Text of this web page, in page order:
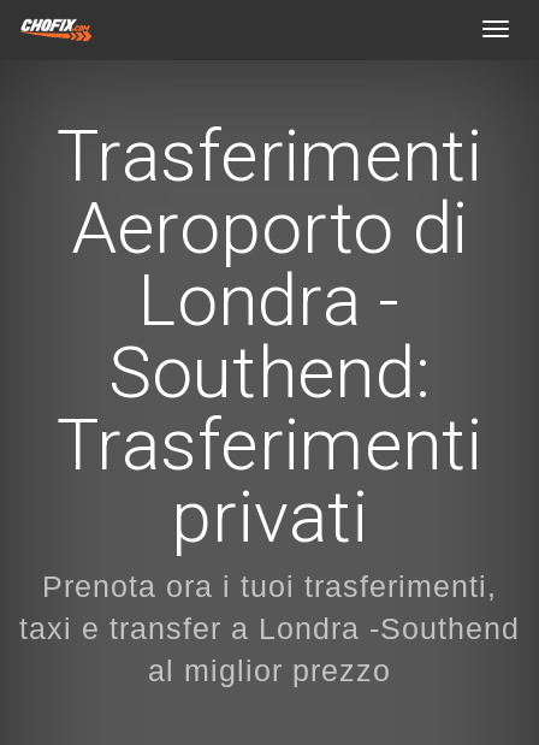
Trasferimenti
Aeroporto di
Londra -
Southend:
Trasferimenti
privati
Prenota ora i tuoi trasferimenti,
taxi e transfer a Londra -Southend
al miglior prezzo